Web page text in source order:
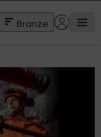
Branże